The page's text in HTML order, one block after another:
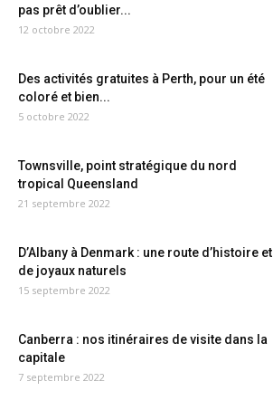
pas prêt d’oublier...
12 octobre 2022
Des activités gratuites à Perth, pour un été
coloré et bien...
5 octobre 2022
Townsville, point stratégique du nord
tropical Queensland
21 septembre 2022
D’Albany à Denmark : une route d’histoire et
de joyaux naturels
15 septembre 2022
Canberra : nos itinéraires de visite dans la
capitale
7 septembre 2022